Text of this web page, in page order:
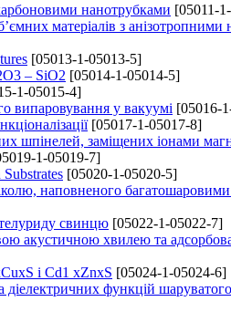
нанотрубками [05011-
матеріалів з
[05013-1-05013-5]
– SiO2 [05014-1-05014-5]
1-05015-4]
випаровування у вакуумі [05016-
[05017-1-05017-8]
шпінелей, заміщених іонами
1-05019-7]
[05020-1-05020-5]
наповненого
телуриду свинцю [05022-1-05022-7]
акустичною хвилею та
і Cd1 xZnxS [05024-1-05024-6]
діелектричних функцій